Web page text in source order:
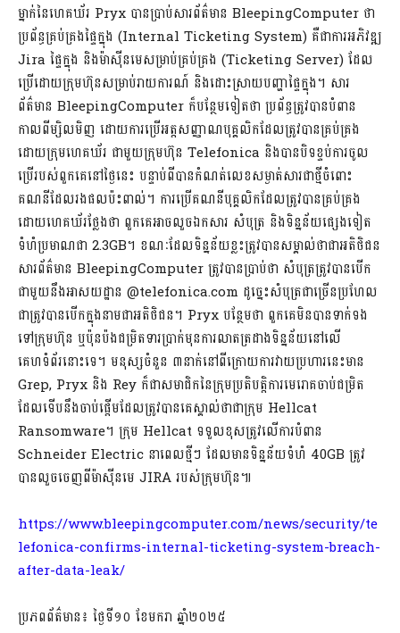
ម្នាក់នៃហេគឃ័រ Pryx បានប្រាប់សារព័ត៌មាន BleepingComputer ថា
ប្រព័ន្ធគ្រប់គ្រងផ្ទៃក្នុង (Internal Ticketing System) គឺជាការអភិវឌ្ឍ
Jira ផ្ទៃក្នុង និងម៉ាស៊ីនមេសម្រាប់គ្រប់គ្រង (Ticketing Server) ដែល
ប្រើដោយក្រុមហ៊ុនសម្រាប់រាយការណ៍ និងដោះស្រាយបញ្ហាផ្ទៃក្នុង។ សារ
ព័ត៌មាន BleepingComputer ក៏បន្ថែមទៀតថា ប្រព័ន្ធត្រូវបានបំពាន
កាលពីម្សិលមិញ ដោយការប្រើអត្តសញ្ញាណបុគ្គលិកដែលត្រូវបានគ្រប់គ្រង
ដោយក្រុមហេគឃ័រ ជាមួយក្រុមហ៊ុន Telefonica និងបានបិទខ្ទប់ការចូល
ប្រើរបស់ពួកគេនៅថ្ងៃនេះ បន្ទាប់ពីបានកំណត់លេខសម្ងាត់សារជាថ្មីចំពោះ
គណនីដែលរងផលប៉ះពាល់។ ការប្រើគណនីបុគ្គលិកដែលត្រូវបានគ្រប់គ្រង
ដោយហេគឃ័រថ្លែងថា ពួកគេអាចលួចឯកសារ សំបុត្រ និងទិន្នន័យផ្សេងទៀត
ទំហំប្រមាណជា 2.3GB។ ខណៈដែលទិន្នន័យខ្លះត្រូវបានសម្គាល់ថាជាអតិថិជន
សារព័ត៌មាន BleepingComputer ត្រូវបានប្រាប់ថា សំបុត្រត្រូវបានបើក
ជាមួយនឹងអាសយដ្ឋាន @telefonica.com ដូច្នេះសំបុត្រជាច្រើនប្រហែល
ជាត្រូវបានបើកក្នុងនាមជាអតិថិជន។ Pryx បន្ថែមថា ពួកគេមិនបានទាក់ទង
ទៅក្រុមហ៊ុន ឬប៉ុនប៉ងជម្រិតទារប្រាក់មុនការលាតត្រដាងទិន្នន័យនៅលើ
គេហទំព័រនោះទេ។ មនុស្សចំនួន ៣នាក់នៅពីក្រោយការវាយប្រហារនេះមាន
Grep, Pryx និង Rey ក៏ជាសមាជិកនៃក្រុមប្រតិបត្តិការមេរោគចាប់ជម្រិត
ដែលទើបនឹងចាប់ផ្តើមដែលត្រូវបានគេស្គាល់ថាជាក្រុម Hellcat
Ransomware។ ក្រុម Hellcat ទទួលខុសត្រូវលើការបំពាន
Schneider Electric នាពេលថ្មីៗ ដែលមានទិន្នន័យទំហំ 40GB ត្រូវ
បានលួចចេញពីម៉ាស៊ីនមេ JIRA របស់ក្រុមហ៊ុន៕
https://www.bleepingcomputer.com/news/security/te
lefonica-confirms-internal-ticketing-system-breach-
after-data-leak/
ប្រភពព័ត៌មាន៖ ថ្ងៃទី១០ ខែមករា ឆ្នាំ២០២៥